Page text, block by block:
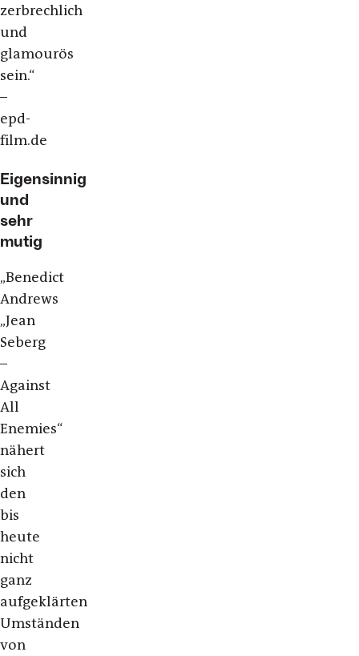
zerbrechlich
und
glamourös
sein.“
–
epd-
film.de
Eigensinnig
und
sehr
mutig
„Benedict
Andrews
„Jean
Seberg
–
Against
All
Enemies“
nähert
sich
den
bis
heute
nicht
ganz
aufgeklärten
Umständen
von